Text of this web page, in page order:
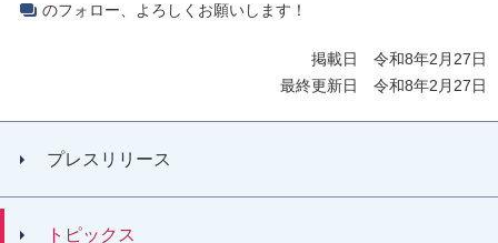
のフォロー、よろしくお願いします！
掲載日 令和8年2月27日
最終更新日 令和8年2月27日
プレスリリース
トピックス